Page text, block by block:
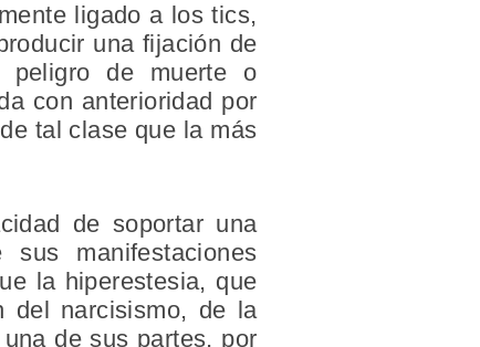
ligado a los tics,
una fijación de
peligro de muerte o
con anterioridad por
tal clase que la más
de soportar una
manifestaciones
la hiperestesia, que
del narcisismo, de la
de sus partes, por